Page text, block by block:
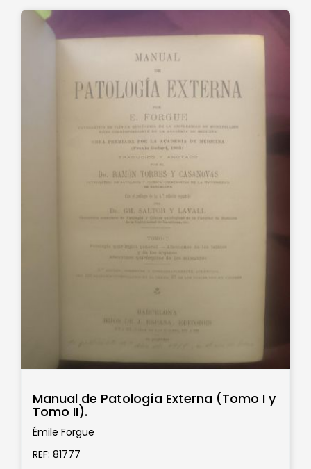
Manual de Patología Externa (Tomo I y
Tomo II).
Émile Forgue
REF: 81777